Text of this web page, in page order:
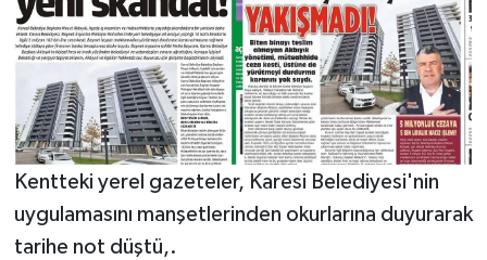
Kentteki yerel gazeteler, Karesi Belediyesi'nin
uygulamasını manşetlerinden okurlarına duyurarak
tarihe not düştü,.